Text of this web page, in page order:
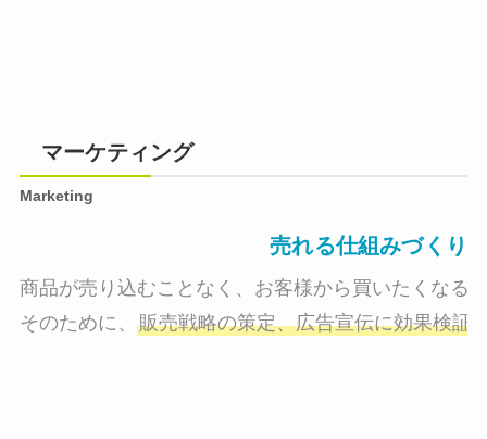
マーケティング
Marketing
売れる仕組みづくり
商品が売り込むことなく、お客様から買いたくなる
そのために、 販売戦略の策定、広告宣伝に効果検証